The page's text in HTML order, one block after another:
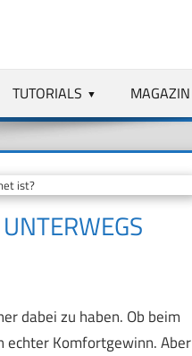
TUTORIALS MAGAZIN
ist?
dabei zu haben. Ob beim
echter Komfortgewinn. Aber